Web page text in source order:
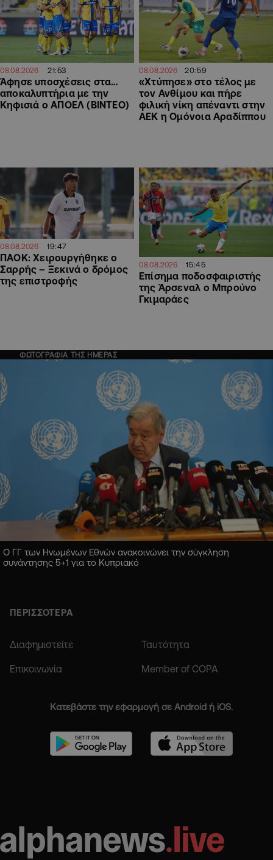
08.08.2026 21:53
Άφησε υποσχέσεις στα…
αποκαλυπτήρια με την
Κηφισιά ο ΑΠΟΕΛ (ΒΙΝΤΕΟ)
08.08.2026 20:59
«Χτύπησε» στο τέλος με
τον Ανθίμου και πήρε
φιλική νίκη απέναντι στην
ΑΕΚ η Ομόνοια Αραδίππου
08.08.2026 19:47
ΠΑΟΚ: Χειρουργήθηκε ο
Σαρρής – Ξεκινά ο δρόμος
της επιστροφής
08.08.2026 15:45
Επίσημα ποδοσφαιριστής
της Άρσεναλ ο Μπρούνο
Γκιμαράες
ΦΩΤΟΓΡΑΦΙΑ ΤΗΣ ΗΜΕΡΑΣ
Ο ΓΓ των Ηνωμένων Εθνών ανακοινώνει την σύγκληση
συνάντησης 5+1 για το Κυπριακό
ΠΕΡΙΣΣΟΤΕΡΑ
Διαφημιστείτε Ταυτότητα
Επικοινωνία Member of COPA
Κατεβάστε την εφαρμογή σε Android ή iOS.